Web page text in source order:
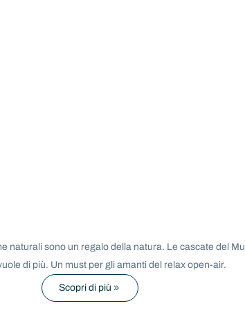
naturali sono un regalo della natura. Le cascate del
di più. Un must per gli amanti del relax open-air.
Scopri di più